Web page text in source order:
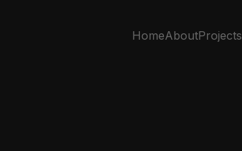
HomeAboutProjects